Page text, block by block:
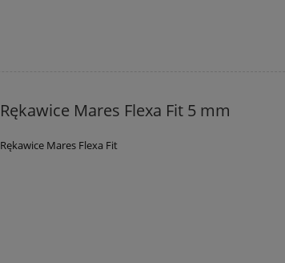
Rękawice Mares Flexa Fit 5 mm
Rękawice Mares Flexa Fit